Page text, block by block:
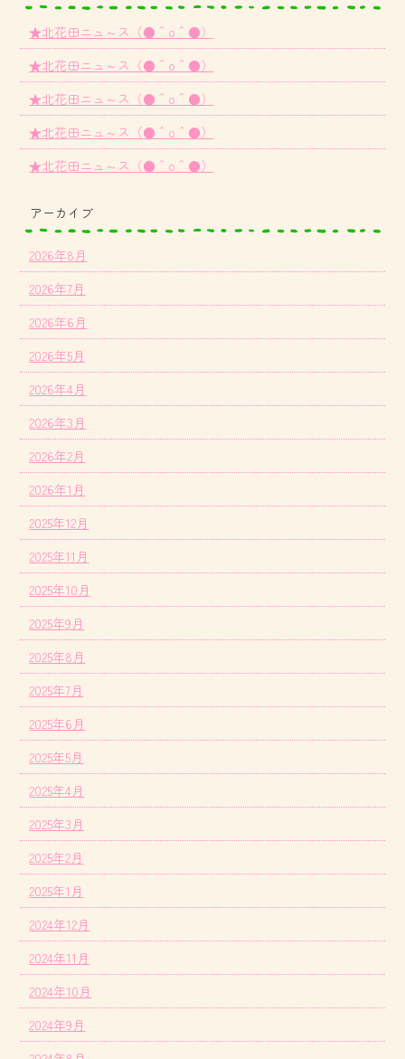
★北花田ニュ～ス（●＾o＾●）
★北花田ニュ～ス（●＾o＾●）
★北花田ニュ～ス（●＾o＾●）
★北花田ニュ～ス（●＾o＾●）
★北花田ニュ～ス（●＾o＾●）
アーカイブ
2026年8月
2026年7月
2026年6月
2026年5月
2026年4月
2026年3月
2026年2月
2026年1月
2025年12月
2025年11月
2025年10月
2025年9月
2025年8月
2025年7月
2025年6月
2025年5月
2025年4月
2025年3月
2025年2月
2025年1月
2024年12月
2024年11月
2024年10月
2024年9月